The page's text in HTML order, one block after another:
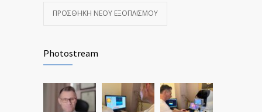
ΠΡΟΣΘΉΚΗ ΝΈΟΥ ΕΞΟΠΛΙΣΜΟΎ
Photostream